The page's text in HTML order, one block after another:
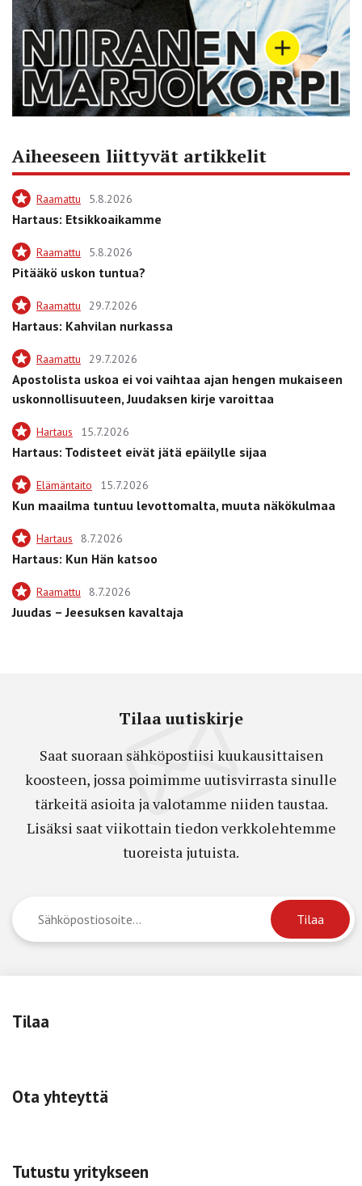
Aiheeseen liittyvät artikkelit
Raamattu 5.8.2026
Hartaus: Etsikkoaikamme
Raamattu 5.8.2026
Pitääkö uskon tuntua?
Raamattu 29.7.2026
Hartaus: Kahvilan nurkassa
Raamattu 29.7.2026
Apostolista uskoa ei voi vaihtaa ajan hengen mukaiseen
uskonnollisuuteen, Juudaksen kirje varoittaa
Hartaus 15.7.2026
Hartaus: Todisteet eivät jätä epäilylle sijaa
Elämäntaito 15.7.2026
Kun maailma tuntuu levottomalta, muuta näkökulmaa
Hartaus 8.7.2026
Hartaus: Kun Hän katsoo
Raamattu 8.7.2026
Juudas – Jeesuksen kavaltaja
Tilaa uutiskirje
Saat suoraan sähköpostiisi kuukausittaisen
koosteen, jossa poimimme uutisvirrasta sinulle
tärkeitä asioita ja valotamme niiden taustaa.
Lisäksi saat viikottain tiedon verkkolehtemme
tuoreista jutuista.
Tilaa
Ota yhteyttä
Tutustu yritykseen